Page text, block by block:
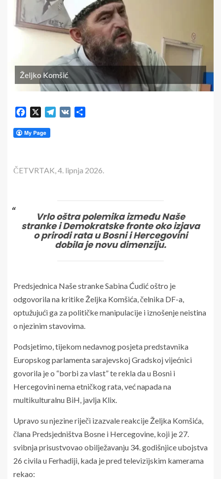
Željko Komšić
Facebook Telegram
VK
ČETVRTAK, 4. lipnja 2026.
Vrlo oštra polemika između Naše
stranke i Demokratske fronte oko izjava
o prirodi rata u Bosni i Hercegovini
dobila je novu dimenziju.
Predsjednica Naše stranke Sabina Ćudić oštro je
odgovorila na kritike Željka Komšića, čelnika DF-a,
optužujući ga za političke manipulacije i iznošenje neistina
o njezinim stavovima.
Podsjetimo, tijekom nedavnog posjeta predstavnika
Europskog parlamenta sarajevskoj Gradskoj vijećnici
govorila je o “borbi za vlast” te rekla da u Bosni i
Hercegovini nema etničkog rata, već napada na
multikulturalnu BiH, javlja Klix.
Upravo su njezine riječi izazvale reakcije Željka Komšića,
člana Predsjedništva Bosne i Hercegovine, koji je 27.
svibnja prisustvovao obilježavanju 34. godišnjice ubojstva
26 civila u Ferhadiji, kada je pred televizijskim kamerama
rekao: